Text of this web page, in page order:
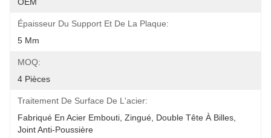
Épaisseur Du Support Et De La Plaque:
5 Mm
MOQ:
4 Pièces
Traitement De Surface De L'acier:
Fabriqué En Acier Embouti, Zingué, Double Tête À Billes,
Joint Anti-Poussière